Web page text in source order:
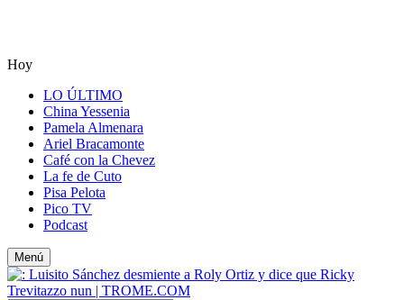
Hoy
LO ÚLTIMO
China Yessenia
Pamela Almenara
Ariel Bracamonte
Café con la Chevez
La fe de Cuto
Pisa Pelota
Pico TV
Podcast
Menú